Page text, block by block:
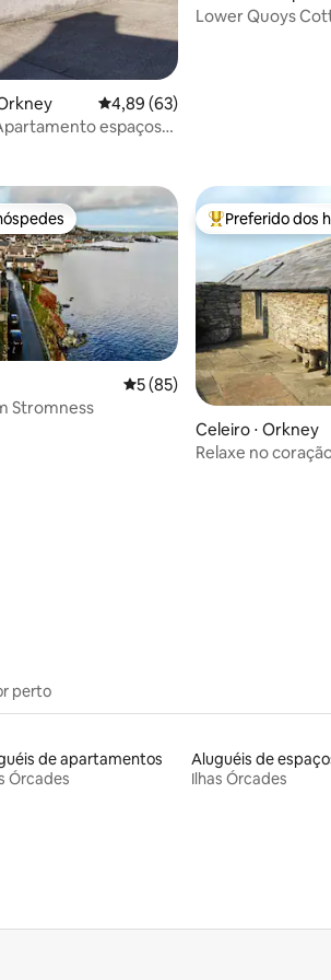
5, 49 avaliações
4,89 de uma avaliação média
4,89 (63)
espaçoso
Lower Quoys
5, 8 avaliações
preferidos dos hóspedes
5 de uma avaliação média
5 (85)
Stromness
Entre os
Preferido dos
Celeiro ⋅ Orkney
Relaxe no
perto
de apartamentos
Órcades
Ilhas Órcades